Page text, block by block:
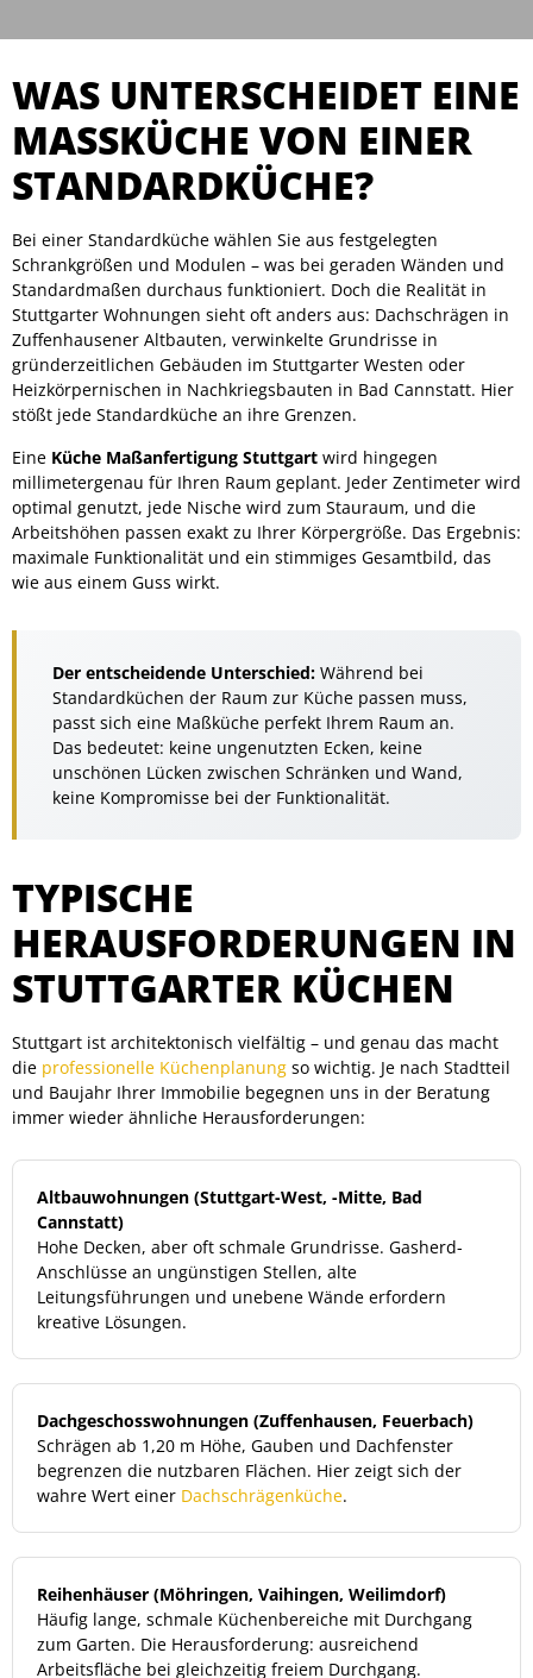
WAS UNTERSCHEIDET EINE
MASSKÜCHE VON EINER S
TANDARDKÜCHE?
Bei einer Standardküche wählen Sie aus festgelegten
Schrankgrößen und Modulen – was bei geraden Wänden und
Standardmaßen durchaus funktioniert. Doch die Realität in
Stuttgarter Wohnungen sieht oft anders aus: Dachschrägen in
Zuffenhausener Altbauten, verwinkelte Grundrisse in
gründerzeitlichen Gebäuden im Stuttgarter Westen oder
Heizkörpernischen in Nachkriegsbauten in Bad Cannstatt. Hier
stößt jede Standardküche an ihre Grenzen.
Eine Küche Maßanfertigung Stuttgart wird hingegen
millimetergenau für Ihren Raum geplant. Jeder Zentimeter wird
optimal genutzt, jede Nische wird zum Stauraum, und die
Arbeitshöhen passen exakt zu Ihrer Körpergröße. Das Ergebnis:
maximale Funktionalität und ein stimmiges Gesamtbild, das
wie aus einem Guss wirkt.
Der entscheidende Unterschied: Während bei
Standardküchen der Raum zur Küche passen muss,
passt sich eine Maßküche perfekt Ihrem Raum an.
Das bedeutet: keine ungenutzten Ecken, keine
unschönen Lücken zwischen Schränken und Wand,
keine Kompromisse bei der Funktionalität.
TYPISCHE
HERAUSFORDERUNGEN IN
STUTTGARTER KÜCHEN
Stuttgart ist architektonisch vielfältig – und genau das macht
die professionelle Küchenplanung so wichtig. Je nach Stadtteil
und Baujahr Ihrer Immobilie begegnen uns in der Beratung
immer wieder ähnliche Herausforderungen:
Altbauwohnungen (Stuttgart-West, -Mitte, Bad
Cannstatt)
Hohe Decken, aber oft schmale Grundrisse. Gasherd-
Anschlüsse an ungünstigen Stellen, alte
Leitungsführungen und unebene Wände erfordern
kreative Lösungen.
Dachgeschosswohnungen (Zuffenhausen, Feuerbach)
Schrägen ab 1,20 m Höhe, Gauben und Dachfenster
begrenzen die nutzbaren Flächen. Hier zeigt sich der
wahre Wert einer Dachschrägenküche.
Reihenhäuser (Möhringen, Vaihingen, Weilimdorf)
Häufig lange, schmale Küchenbereiche mit Durchgang
zum Garten. Die Herausforderung: ausreichend
Arbeitsfläche bei gleichzeitig freiem Durchgang.